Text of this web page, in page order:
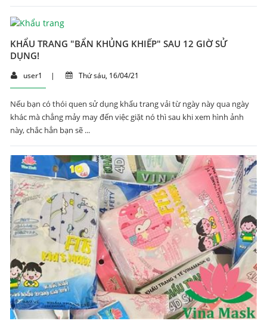
KHẨU TRANG "BẨN KHỦNG KHIẾP" SAU 12 GIỜ SỬ
DỤNG!
user1 | Thứ sáu, 16/04/21
Nếu bạn có thói quen sử dụng khẩu trang vải từ ngày này qua ngày
khác mà chẳng mảy may đến việc giặt nó thì sau khi xem hình ảnh
này, chắc hẳn bạn sẽ ...